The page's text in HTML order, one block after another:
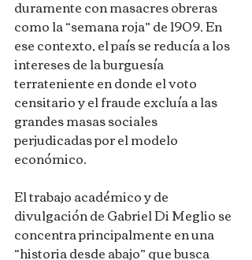
duramente con masacres obreras
como la “semana roja” de 1909. En
ese contexto, el país se reducía a los
intereses de la burguesía
terrateniente en donde el voto
censitario y el fraude excluía a las
grandes masas sociales
perjudicadas por el modelo
económico.
El trabajo académico y de
divulgación de Gabriel Di Meglio se
concentra principalmente en una
“historia desde abajo” que busca